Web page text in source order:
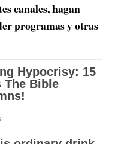
canales, hagan
programas y otras